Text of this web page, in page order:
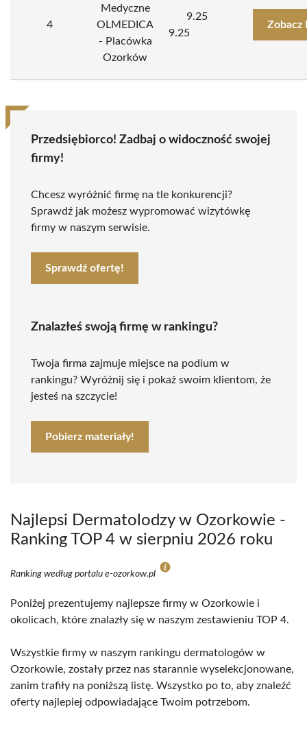
4
Medyczne
OLMEDICA
- Placówka
Ozorków
9.25
9.25
Zobacz
Przedsiębiorco! Zadbaj o widoczność swojej
firmy!
Chcesz wyróżnić firmę na tle konkurencji?
Sprawdź jak możesz wypromować wizytówkę
firmy w naszym serwisie.
Sprawdź ofertę!
Znalazłeś swoją firmę w rankingu?
Twoja firma zajmuje miejsce na podium w
rankingu? Wyróżnij się i pokaż swoim klientom, że
jesteś na szczycie!
Pobierz materiały!
Najlepsi Dermatolodzy w Ozorkowie -
Ranking TOP 4 w sierpniu 2026 roku
Ranking według portalu e-ozorkow.pl
Poniżej prezentujemy najlepsze firmy w Ozorkowie i
okolicach, które znalazły się w naszym zestawieniu TOP 4.
Wszystkie firmy w naszym rankingu dermatologów w
Ozorkowie, zostały przez nas starannie wyselekcjonowane,
zanim trafiły na poniższą listę. Wszystko po to, aby znaleźć
oferty najlepiej odpowiadające Twoim potrzebom.